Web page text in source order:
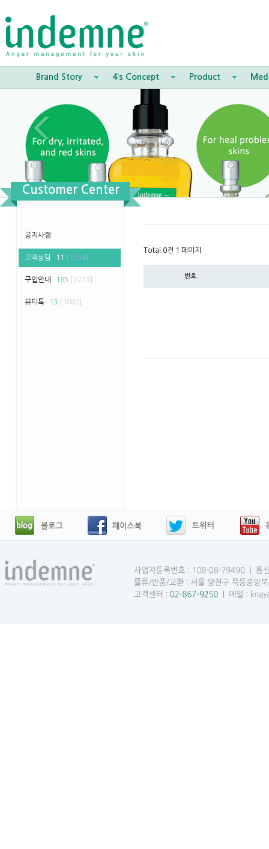
Brand Story 4’s Concept Product
Customer Center
공지사항
고객상담 11 [1254]
구입안내 185 [2233]
뷰티톡 13 [1082]
Total 0건 1 페이지
번호